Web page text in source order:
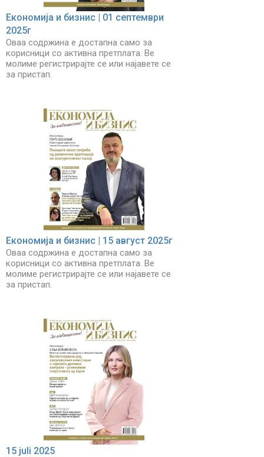
Економија и бизнис | 01 септември
2025г
Оваа содржина е достапна само за
корисници со активна претплата. Ве
молиме регистрирајте се или најавете се
за пристап.
Економија и бизнис | 15 август 2025г
Оваа содржина е достапна само за
корисници со активна претплата. Ве
молиме регистрирајте се или најавете се
за пристап.
15 juli 2025